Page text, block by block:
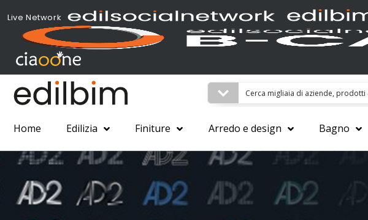
Live Network
Home Edilizia Finiture Arredo e design Bagno